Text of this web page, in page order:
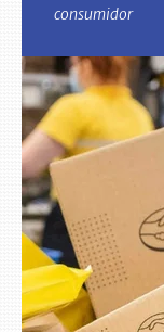
consumidor